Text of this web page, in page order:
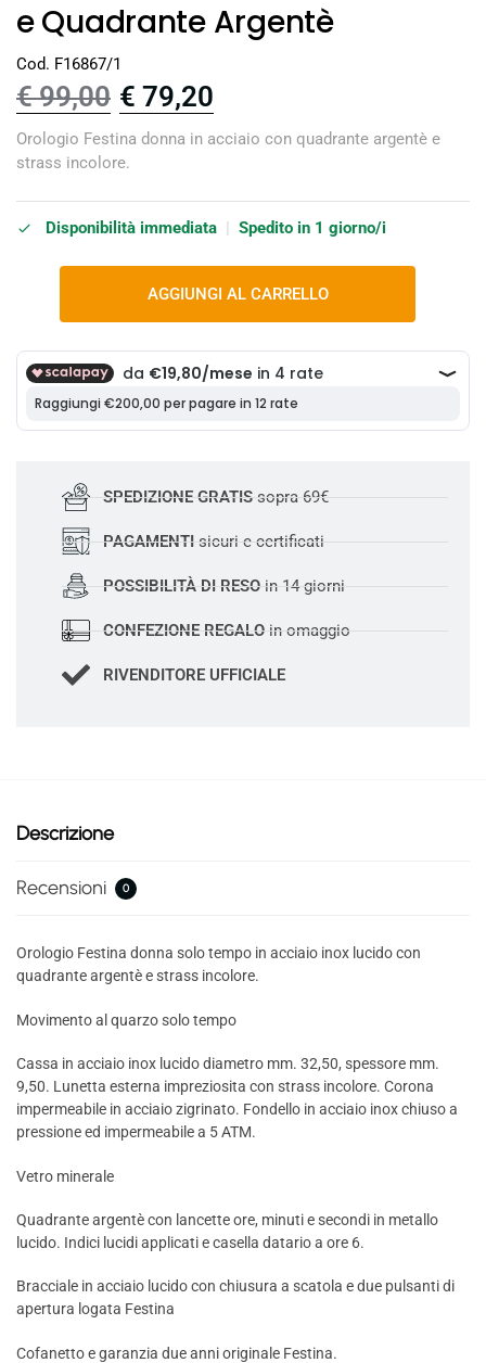
e Quadrante Argentè
Cod. F16867/1
€99,00 € 79,20
Orologio Festina donna in acciaio con quadrante argentè e
strass incolore.
Disponibilità immediata Spedito in 1 giorno/i
AGGIUNGI AL CARRELLO
SPEDIZIONE GRATISsopra 69€
PAGAMENTI sicuri e certificati
POSSIBILITÀ DI RESO in 14 giorni
CONFEZIONE REGALOin omaggio
RIVENDITORE UFFICIALE
Descrizione
Recensioni 0
Orologio Festina donna solo tempo in acciaio inox lucido con
quadrante argentè e strass incolore.
Movimento al quarzo solo tempo
Cassa in acciaio inox lucido diametro mm. 32,50, spessore mm.
9,50. Lunetta esterna impreziosita con strass incolore. Corona
impermeabile in acciaio zigrinato. Fondello in acciaio inox chiuso a
pressione ed impermeabile a 5 ATM.
Vetro minerale
Quadrante argentè con lancette ore, minuti e secondi in metallo
lucido. Indici lucidi applicati e casella datario a ore 6.
Bracciale in acciaio lucido con chiusura a scatola e due pulsanti di
apertura logata Festina
Cofanetto e garanzia due anni originale Festina.